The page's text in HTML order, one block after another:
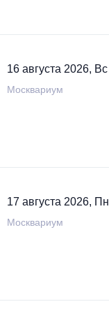
16 августа 2026, Вс
Москвариум
17 августа 2026, Пн
Москвариум